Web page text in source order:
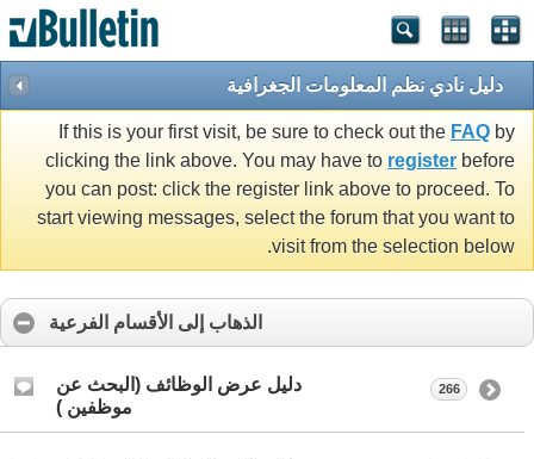
دليل نادي نظم المعلومات الجغرافية
If this is your first visit, be sure to check out the FAQ by
clicking the link above. You may have to register before
you can post: click the register link above to proceed. To
start viewing messages, select the forum that you want to
visit from the selection below.
الذهاب إلى الأقسام الفرعية
دليل عرض الوظائف (البحث عن
موظفين )
266